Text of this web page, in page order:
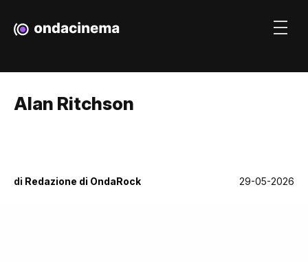
Alan Ritchson
di Redazione di OndaRock 29-05-2026